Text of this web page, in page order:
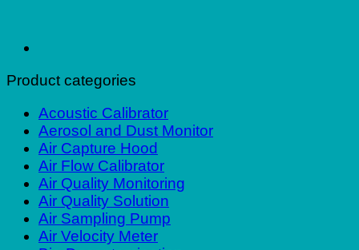
Product categories
Acoustic Calibrator
Aerosol and Dust Monitor
Air Capture Hood
Air Flow Calibrator
Air Quality Monitoring
Air Quality Solution
Air Sampling Pump
Air Velocity Meter